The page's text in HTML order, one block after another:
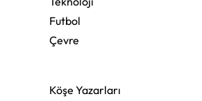
Futbol
Çevre
Köşe Yazarları